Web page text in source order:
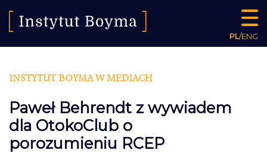
PL/ENG
INSTYTUT BOYMA W MEDIACH
Paweł Behrendt z wywiadem
dla OtokoClub o
porozumieniu RCEP